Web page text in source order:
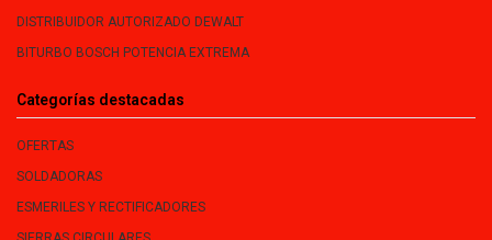
DISTRIBUIDOR AUTORIZADO DEWALT
BITURBO BOSCH POTENCIA EXTREMA
Categorías destacadas
OFERTAS
SOLDADORAS
ESMERILES Y RECTIFICADORES